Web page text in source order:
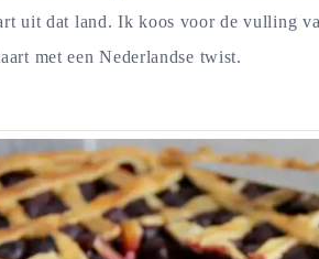
uit dat land. Ik koos voor de vulling
met een Nederlandse twist.